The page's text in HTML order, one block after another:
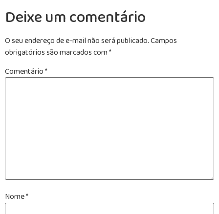
Deixe um comentário
O seu endereço de e-mail não será publicado.Campos
obrigatórios são marcados com*
Comentário*
Nome*